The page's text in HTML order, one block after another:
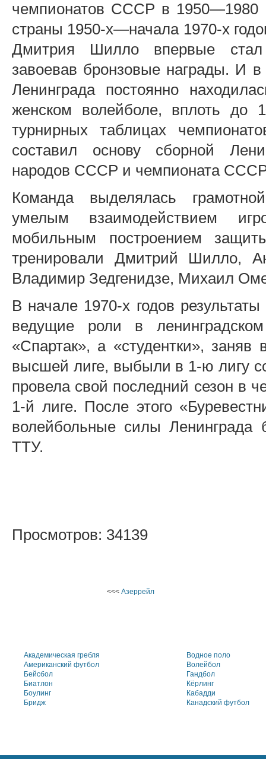
чемпионатов СССР в 1950—1980
страны 1950-х—начала 1970-х
Дмитрия Шилло впервые стал
завоевав бронзовые награды. И
Ленинграда постоянно
женском волейболе, вплоть до
турнирных таблицах
составил основу сборной
народов СССР и чемпионата СССР
Команда выделялась
умелым взаимодействием
мобильным построением
тренировали Дмитрий Шилло,
Владимир Зедгенидзе, Михаил
В начале 1970-х годов
ведущие роли в
«Спартак», а «студентки»,
высшей лиге, выбыли в 1-ю лигу
провела свой последний сезон в
1-й лиге. После этого
волейбольные силы Ленинграда
ТТУ.
Просмотров: 34139
<<< Азеррейл
Академическая гребля
Американский футбол
Бейсбол
Биатлон
Боулинг
Бридж
Водное поло
Волейбол
Гандбол
Кёрлинг
Кабадди
Канадский футбол